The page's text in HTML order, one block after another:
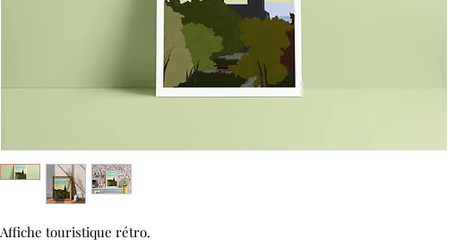
Affiche touristique rétro.